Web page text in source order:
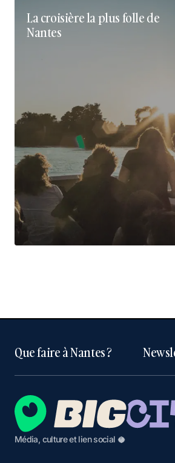
La croisière la plus folle de
Nantes
Média, culture et lien social 🥥
Que faire à Nantes ?